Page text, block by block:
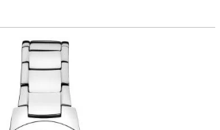
powstałą z wielkich i szlachetnych
urzekające piękno szwajcarskiego
i majestatyczność. Miejsce, w